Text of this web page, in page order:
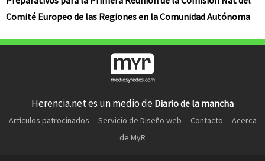
Comité Europeo de las Regiones en la Comunidad Autónoma
Herencia.net es un medio de Diario de la mancha
Artículos patrocinados Servicio de Diseño web Contacto
Acerca
de MyR